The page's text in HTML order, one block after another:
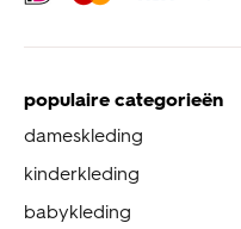
populaire categorieën
dameskleding
kinderkleding
babykleding